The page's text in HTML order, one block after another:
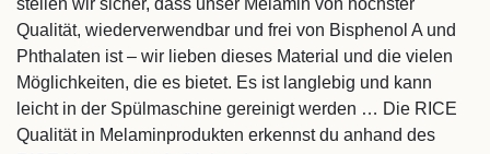
stellen wir sicher, dass unser Melamin von höchster
Qualität, wiederverwendbar und frei von Bisphenol A und
Phthalaten ist – wir lieben dieses Material und die vielen
Möglichkeiten, die es bietet. Es ist langlebig und kann
leicht in der Spülmaschine gereinigt werden … Die RICE
Qualität in Melaminprodukten erkennst du anhand des